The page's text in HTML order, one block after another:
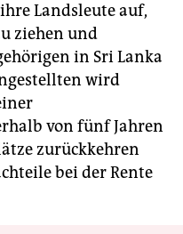
Landsleute auf,
ziehen und
in Sri Lanka
wird
von fünf Jahren
zurückkehren
bei der Rente